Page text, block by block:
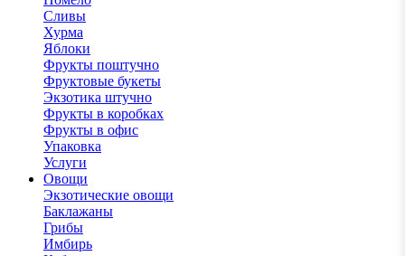
Сливы
Хурма
Яблоки
Фрукты поштучно
Фруктовые букеты
Экзотика штучно
Фрукты в коробках
Фрукты в офис
Упаковка
Услуги
Овощи
Экзотические овощи
Баклажаны
Грибы
Имбирь